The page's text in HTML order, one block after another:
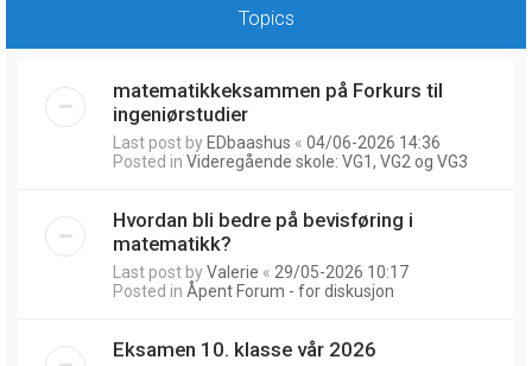
Topics
matematikkeksammen på Forkurs til
ingeniørstudier
Last post by EDbaashus « 04/06-2026 14:36
Posted in Videregående skole: VG1, VG2 og VG3
Hvordan bli bedre på bevisføring i
matematikk?
Last post byValerie « 29/05-2026 10:17
Posted in Åpent Forum - for diskusjon
Eksamen 10. klasse vår 2026